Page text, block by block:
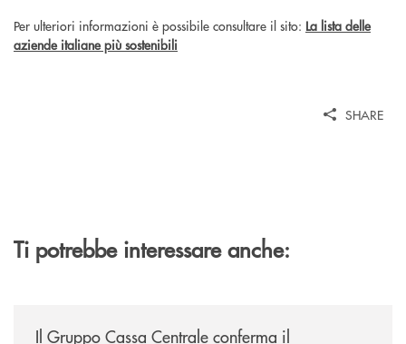
Per ulteriori informazioni è possibile consultare il sito: La lista delle
aziende italiane più sostenibili
SHARE
Ti potrebbe interessare anche:
Il Gruppo Cassa Centrale conferma il